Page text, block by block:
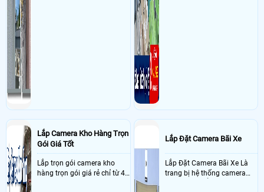
Lắp Camera Kho Hàng Trọn
Gói Giá Tốt
Lắp trọn gói camera kho
hàng trọn gói giá rẻ chỉ từ 4
Lắp Đặt Camera Bãi Xe
Lắp Đặt Camera Bãi Xe Là
trang bị hệ thống camera